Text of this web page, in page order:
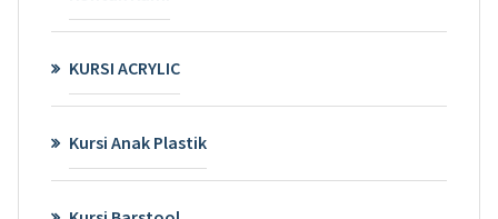
KURSI ACRYLIC
Kursi Anak Plastik